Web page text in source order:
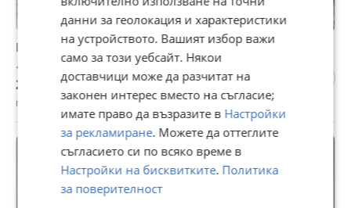
Електро-акустична китара
105 €
205,36 лв
гр. Ямбол, Боровец, днес, 18:22
данни за геолокация и характеристики
на устройството. Вашият избор важи
само за този уебсайт. Някои
доставчици може да разчитат на
законен интерес вместо на съгласие;
имате право да възразите в Настройки
за рекламиране. Можете да оттеглите
съгласието си по всяко време в
Настройки на бисквитките. Политика
за поверителност